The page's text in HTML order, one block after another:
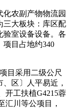
农副产物物流园
三大板块：库区配
验室设备设备。各
目占地约340
目采用二级公尺
区〕人平易近，
开工扶植G4215蓉
汇川等公项目，